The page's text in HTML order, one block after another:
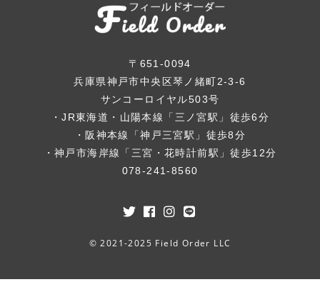
〒651-0094
兵庫県神戸市中央区琴ノ緒町2-3-6
サンコーロイヤル503号
・JR東海道・山陽本線「三ノ宮駅」徒歩6分
・阪神本線「神戸三宮駅」徒歩8分
・神戸市海岸線「三宮・花時計前駅」徒歩12分
078-241-8560
© 2021-2025 Field Order LLC